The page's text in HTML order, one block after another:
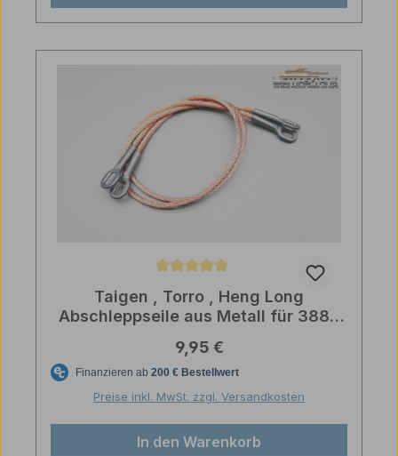
Durchschnittliche Bewertung von 5 von 5 Sternen
Taigen , Torro , Heng Long
Abschleppseile aus Metall für 3889
Regulärer Preis:
9,95 €
Preise inkl. MwSt. zzgl. Versandkosten
In den Warenkorb